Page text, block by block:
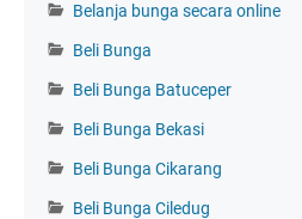
Belanja bunga secara online
Beli Bunga
Beli Bunga Batuceper
Beli Bunga Bekasi
Beli Bunga Cikarang
Beli Bunga Ciledug